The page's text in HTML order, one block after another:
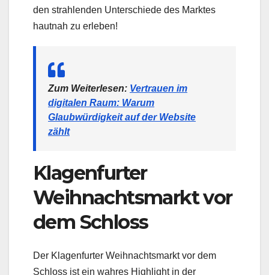
den strahlenden Unterschiede des Marktes
hautnah zu erleben!
Zum Weiterlesen: Vertrauen im
digitalen Raum: Warum
Glaubwürdigkeit auf der Website
zählt
Klagenfurter
Weihnachtsmarkt vor
dem Schloss
Der Klagenfurter Weihnachtsmarkt vor dem
Schloss ist ein wahres Highlight in der